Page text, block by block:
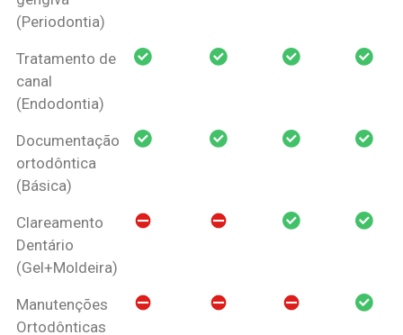
(Periodontia)
Tratamento de
canal
(Endodontia)
Documentação
ortodôntica
(Básica)
Clareamento
Dentário
(Gel+Moldeira)
Manutenções
Ortodônticas